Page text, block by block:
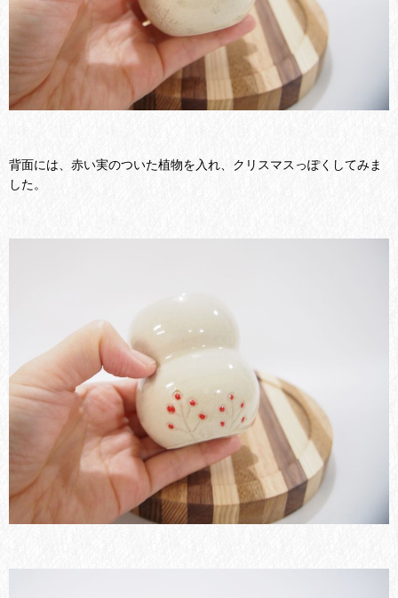
背面には、赤い実のついた植物を入れ、クリスマスっぽくしてみま
した。